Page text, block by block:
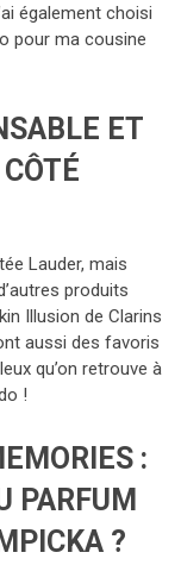
également choisi
pour ma cousine
ET
Lauder, mais
produits
Illusion de Clarins
aussi des favoris
qu’on retrouve à
!
:
PARFUM
?